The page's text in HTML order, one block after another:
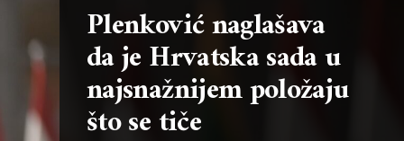
Plenković naglašava
da je Hrvatska sada u
najsnažnijem položaju
što se tiče